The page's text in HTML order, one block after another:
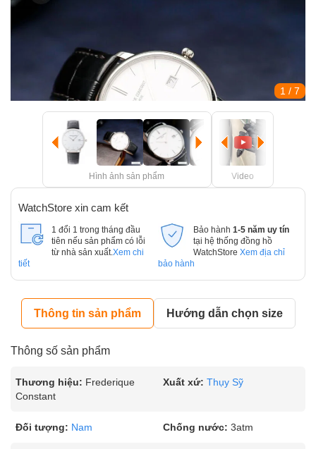
1 / 7
Hình ảnh sản phẩm Video
WatchStore xin cam kết
1 đổi 1 trong tháng đầu
tiên nếu sản phẩm có lỗi
từ nhà sản xuất. Xem chi
tiết
Bảo hành 1-5 năm uy tín
tại hệ thống đồng hồ
WatchStore Xem địa chỉ
bảo hành
Thông tin sản phẩm Hướng dẫn chọn size
Thông số sản phẩm
Thương hiệu: Frederique
Constant
Xuất xứ: Thụy Sỹ
Đối tượng: Nam Chống nước: 3atm